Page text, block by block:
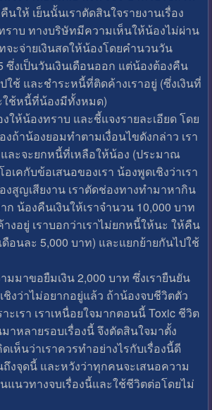
นให้ เย็นนั้นเราตัดสินใจรายงานเรื่อง
าบ ทางบริษัทมีความเห็นให้น้องไม่ผ่าน
จะจ่ายเงินสดให้น้องโดยคำนวนวัน
ซึ่งเป็นวันเงินเดือนออก แต่น้องต้องคืน
ใช้ และชำระหนี้ที่ติดค้างเราอยู่ (ซึ่งเงินที่
ช้หนี้ที่น้องมีทั้งหมด)
งให้น้องทราบ และชี้แจงรายละเอียด โดย
ถ้าน้องยอมทำตามเงื่อนไขดังกล่าว เรา
ละจะยกหนี้ที่เหลือให้น้อง (ประมาณ
เคกับข้อเสนอของเรา น้องพูดเชิงว่าเรา
สูญเสียงาน เราตัดช่องทางทำมาหากิน
ก น้องคืนเงินให้เราจำนวน 10,000 บาท
งอยู่ เราบอกว่าเราไม่ยกหนี้ให้นะ ให้คืน
ดือนละ 5,000 บาท) และแยกย้ายกันไปใช้
มมาขอยืมเงิน 2,000 บาท ซึ่งเรายืนยัน
ชิงว่าไม่อยากอยู่แล้ว ถ้าน้องจบชีวิตตัว
าะเรา เราเหนื่อยใจมากตอนนี้ Toxic ชีวิต
าหลายรอบเรื่องนี้ จึงตัดสินใจมาตั้ง
ห็นว่าเราควรทำอย่างไรกับเรื่องนี้ดี
จุดนี้ และหวังว่าทุกคนจะเสนอความ
แนวทางจบเรื่องนี้และใช้ชีวิตต่อโดยไม่